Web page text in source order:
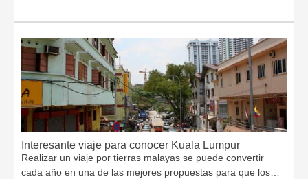
Interesante viaje para conocer Kuala Lumpur
Realizar un viaje por tierras malayas se puede convertir
cada año en una de las mejores propuestas para que los…